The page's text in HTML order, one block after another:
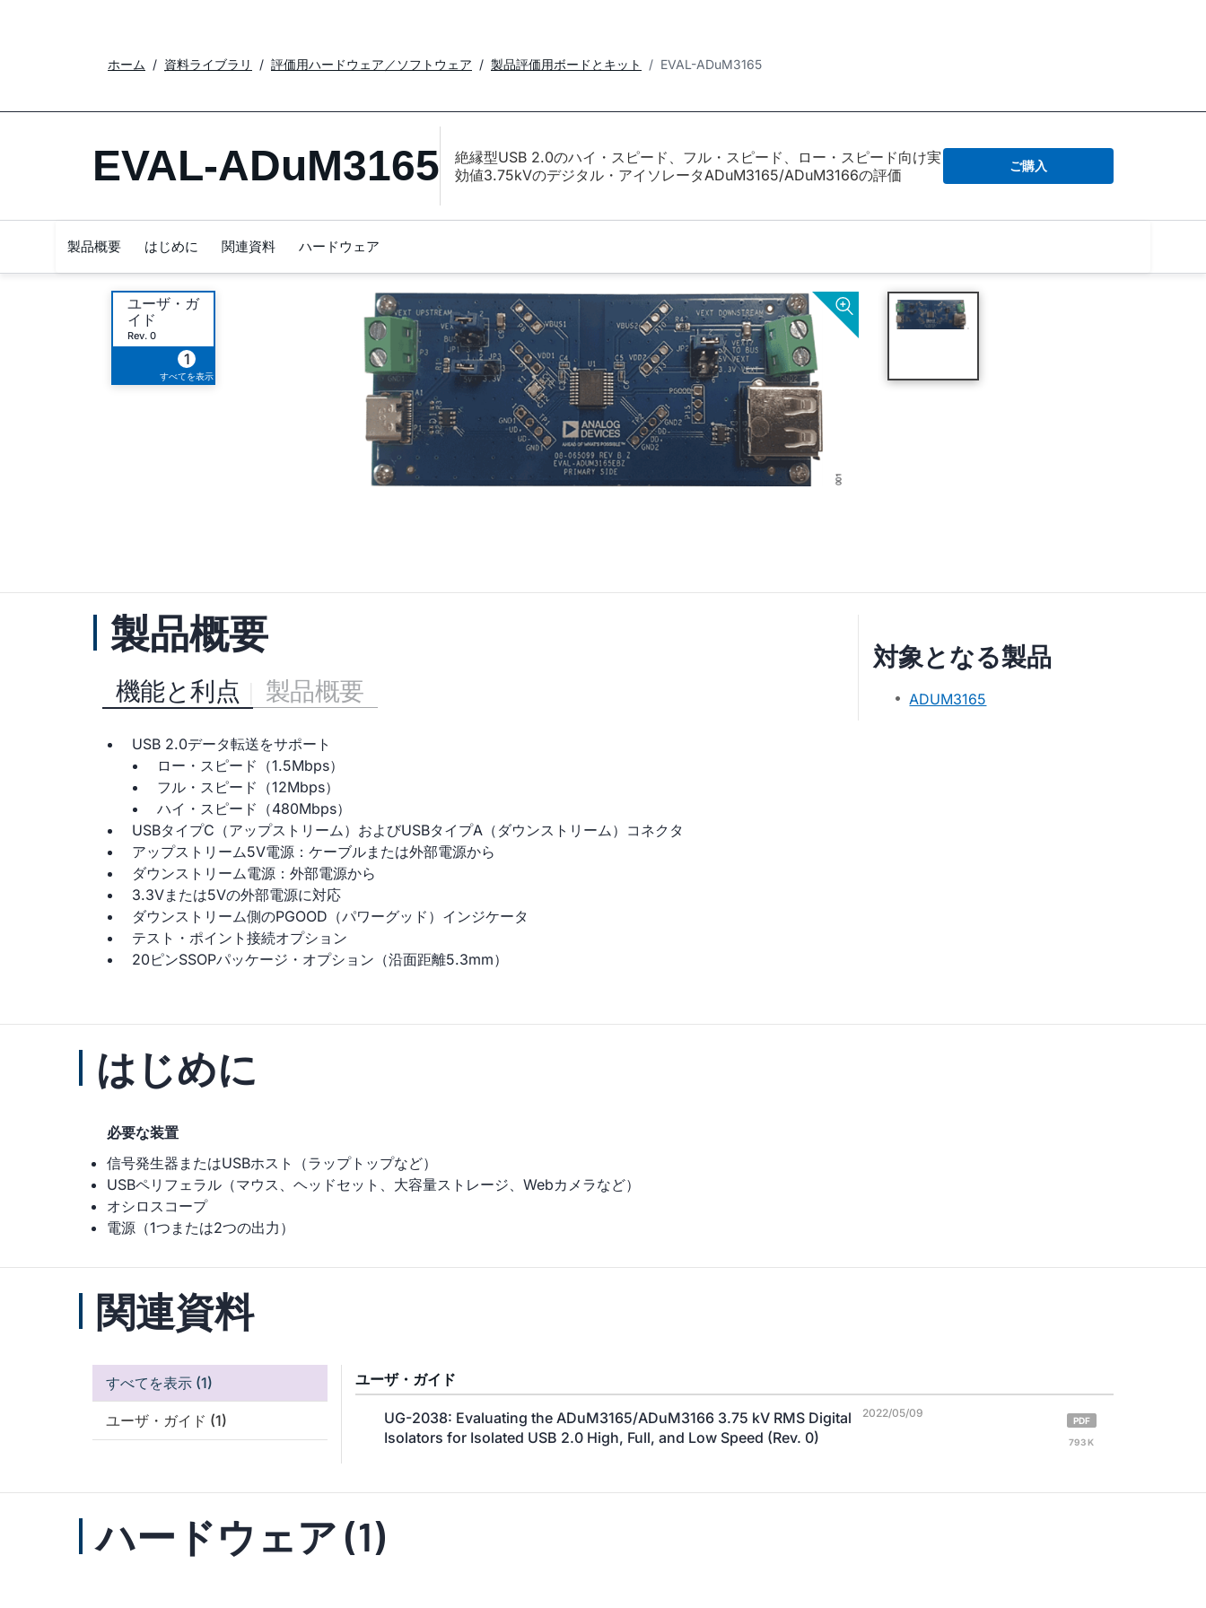
ホーム 資料ライブラリ 評価用ハードウェア／ソフトウェア 製品評価用ボードとキット EVAL-ADuM3165
EVAL-ADuM3165
絶縁型USB 2.0のハイ・スピード、フル・スピード、ロー・スピード向け実
効値3.75kVのデジタル・アイソレータADuM3165/ADuM3166の評価
ご購入
製品概要 はじめに 関連資料 ハードウェア
ユーザ・ガ
イド
Rev. 0
1
すべてを表示
製品概要
機能と利点 製品概要
USB 2.0データ転送をサポート
ロー・スピード（1.5Mbps）
フル・スピード（12Mbps）
ハイ・スピード（480Mbps）
USBタイプC（アップストリーム）およびUSBタイプA（ダウンストリーム）コネクタ
アップストリーム5V電源：ケーブルまたは外部電源から
ダウンストリーム電源：外部電源から
3.3Vまたは5Vの外部電源に対応
ダウンストリーム側のPGOOD（パワーグッド）インジケータ
テスト・ポイント接続オプション
20ピンSSOPパッケージ・オプション（沿面距離5.3mm）
対象となる製品
ADUM3165
はじめに
必要な装置
信号発生器またはUSBホスト（ラップトップなど）
USBペリフェラル（マウス、ヘッドセット、大容量ストレージ、Webカメラなど）
オシロスコープ
電源（1つまたは2つの出力）
関連資料
すべてを表示 (1)
ユーザ・ガイド (1)
ユーザ・ガイド
UG-2038: Evaluating the ADuM3165/ADuM3166 3.75 kV RMS Digital
Isolators for Isolated USB 2.0 High, Full, and Low Speed (Rev. 0)
2022/05/09
PDF
793 K
ハードウェア (1)